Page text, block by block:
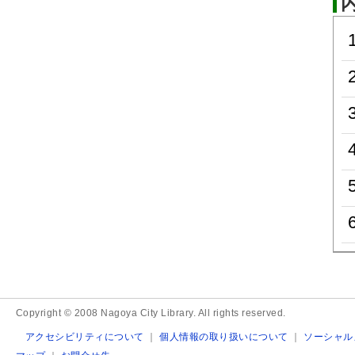
Copyright © 2008 Nagoya City Library. All rights reserved.
アクセシビリティについて ｜個人情報の取り扱いについて ｜ ソーシャ